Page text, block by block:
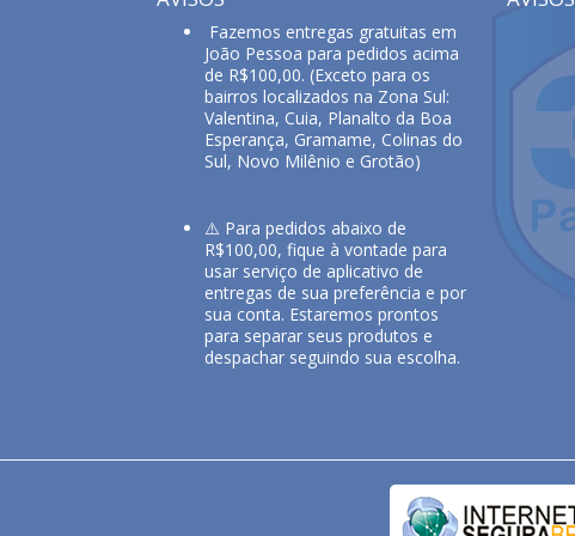
Fazemos entregas gratuitas em
João Pessoa para pedidos acima
de R$100,00. (Exceto para os
bairros localizados na Zona Sul:
Valentina, Cuia, Planalto da Boa
Esperança, Gramame, Colinas do
Sul, Novo Milênio e Grotão)
⚠️ Para pedidos abaixo de
R$100,00, fique à vontade para
usar serviço de aplicativo de
entregas de sua preferência e por
sua conta. Estaremos prontos
para separar seus produtos e
despachar seguindo sua escolha.